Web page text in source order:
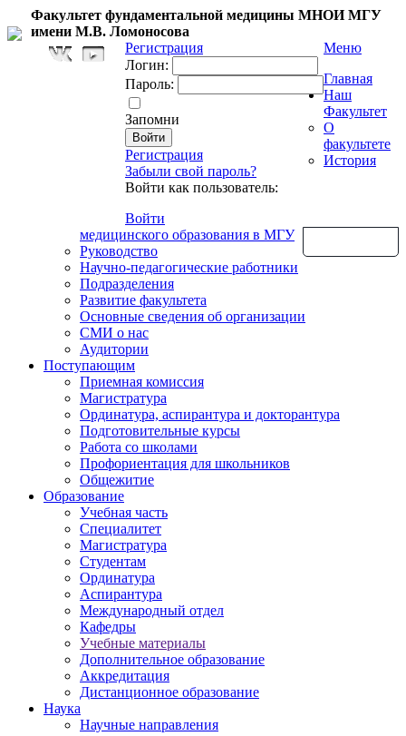
Факультет фундаментальной медицины МНОИ МГУ
имени М.В. Ломоносова
Регистрация
Логин:
Пароль:
Запомни
Регистрация
Забыли свой пароль?
Войти как пользователь:
Войти
Меню
Главная
Наш
Факультет
О
факультете
История
медицинского образования в МГУ
Руководство
Научно-педагогические работники
Подразделения
Развитие факультета
Основные сведения об организации
СМИ о нас
Аудитории
Поступающим
Приемная комиссия
Магистратура
Ординатура, аспирантура и докторантура
Подготовительные курсы
Работа со школами
Профориентация для школьников
Общежитие
Образование
Учебная часть
Специалитет
Магистратура
Студентам
Ординатура
Аспирантура
Международный отдел
Кафедры
Учебные материалы
Дополнительное образование
Аккредитация
Дистанционное образование
Наука
Научные направления